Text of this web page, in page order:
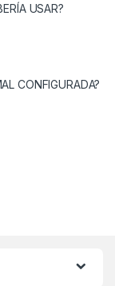
USAR?
CONFIGURADA?